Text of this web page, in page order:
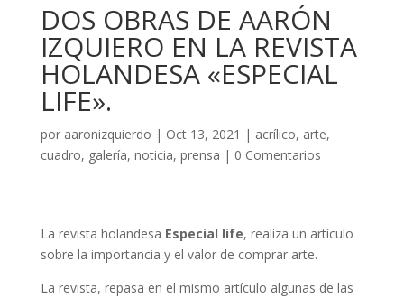
DOS OBRAS DE AARÓN
IZQUIERO EN LA REVISTA
HOLANDESA «ESPECIAL
LIFE».
por aaronizquierdo | Oct 13, 2021 | acrílico, arte,
cuadro, galería, noticia, prensa | 0 Comentarios
La revista holandesa Especial life, realiza un artículo
sobre la importancia y el valor de comprar arte.
La revista, repasa en el mismo artículo algunas de las